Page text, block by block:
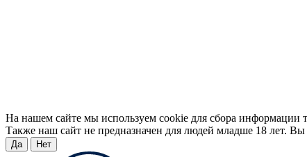
На нашем сайте мы используем cookie для сбора информации
Также наш сайт не предназначен для людей младше 18 лет. Вы
Да Нет